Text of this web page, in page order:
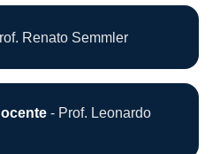
Renato Semmler
- Prof. Leonardo